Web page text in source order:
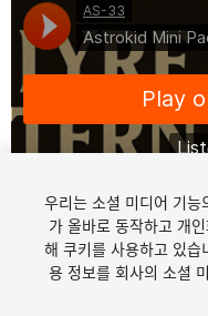
우리는 소셜 미디어 기능
가 올바로 동작하고 개
해 쿠키를 사용하고 있
용 정보를 회사의 소셜